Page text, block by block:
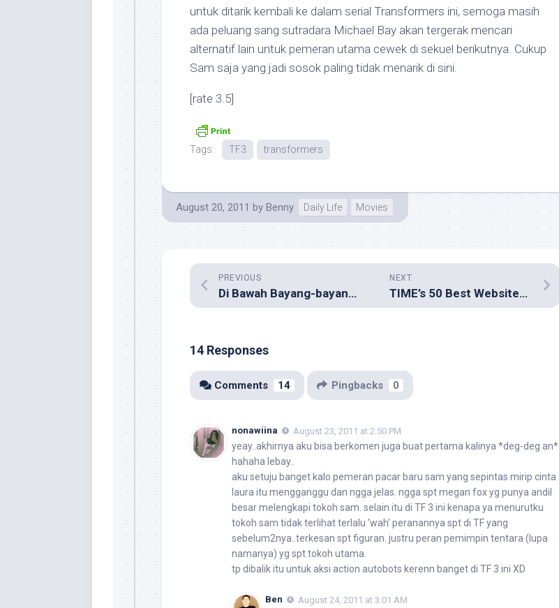
untuk ditarik kembali ke dalam serial Transformers ini, semoga masih
ada peluang sang sutradara Michael Bay akan tergerak mencari
alternatif lain untuk pemeran utama cewek di sekuel berikutnya. Cukup
Sam saja yang jadi sosok paling tidak menarik di sini.
[rate 3.5]
Tags: TF3 transformers
August 20, 2011 by Benny Daily Life Movies
NEXT
TIME’s 50 Best Websites 2011
PREVIOUS
Di Bawah Bayang-bayang Mantan Vokalis
14 Responses
Comments 14 Pingbacks 0
nonawiina August 23, 2011 at 2:50 PM
yeay..akhirnya aku bisa berkomen juga buat pertama kalinya *deg-deg an*
hahaha lebay..
aku setuju banget kalo pemeran pacar baru sam yang sepintas mirip cinta
laura itu mengganggu dan ngga jelas. ngga spt megan fox yg punya andil
besar melengkapi tokoh sam. selain itu di TF 3 ini kenapa ya menurutku
tokoh sam tidak terlihat terlalu ‘wah’ peranannya spt di TF yang
sebelum2nya..terkesan spt figuran. justru peran pemimpin tentara (lupa
namanya) yg spt tokoh utama.
tp dibalik itu untuk aksi action autobots kerenn banget di TF 3 ini XD
Ben August 24, 2011 at 3:01 AM